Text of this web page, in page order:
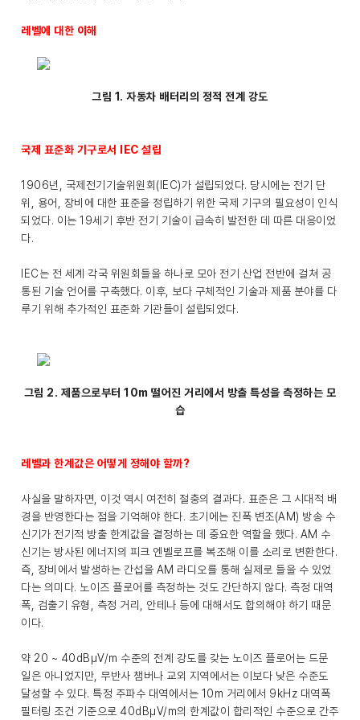
레벨에 대한 이해
그림 1. 자동차 배터리의 정적 전계 강도
국제 표준화 기구로서 IEC 설립
1906년, 국제전기기술위원회(IEC)가 설립되었다. 당시에는 전기 단
위, 용어, 장비에 대한 표준을 정립하기 위한 국제 기구의 필요성이 인식
되었다. 이는 19세기 후반 전기 기술이 급속히 발전한 데 따른 대응이었
다.
IEC는 전 세계 각국 위원회들을 하나로 모아 전기 산업 전반에 걸쳐 공
통된 기술 언어를 구축했다. 이후, 보다 구체적인 기술과 제품 분야를 다
루기 위해 추가적인 표준화 기관들이 설립되었다.
그림 2. 제품으로부터 10m 떨어진 거리에서 방출 특성을 측정하는 모
습
레벨과 한계값은 어떻게 정해야 할까?
사실을 말하자면, 이것 역시 여전히 절충의 결과다. 표준은 그 시대적 배
경을 반영한다는 점을 기억해야 한다. 초기에는 진폭 변조(AM) 방송 수
신기가 전기적 방출 한계값을 결정하는 데 중요한 역할을 했다. AM 수
신기는 방사된 에너지의 피크 엔벨로프를 복조해 이를 소리로 변환한다.
즉, 장비에서 발생하는 간섭을 AM 라디오를 통해 실제로 들을 수 있었
다는 의미다. 노이즈 플로어를 측정하는 것도 간단하지 않다. 측정 대역
폭, 검출기 유형, 측정 거리, 안테나 등에 대해서도 합의해야 하기 때문
이다.
약 20 ~ 40dBμV/m 수준의 전계 강도를 갖는 노이즈 플로어는 드문
일은 아니었지만, 무반사 챔버나 교외 지역에서는 이보다 낮은 수준도
달성할 수 있다. 특정 주파수 대역에서는 10m 거리에서 9kHz 대역폭
필터링 조건 기준으로 40dBμV/m의 한계값이 합리적인 수준으로 간주